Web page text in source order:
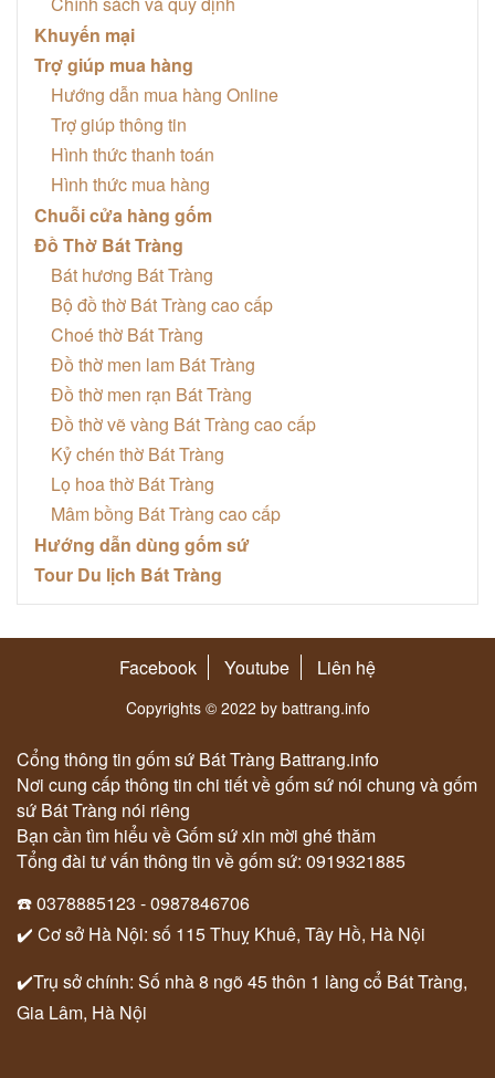
Khuyến mại
Trợ giúp mua hàng
Hướng dẫn mua hàng Online
Trợ giúp thông tin
Hình thức thanh toán
Hình thức mua hàng
Chuỗi cửa hàng gốm
Đồ Thờ Bát Tràng
Bát hương Bát Tràng
Bộ đồ thờ Bát Tràng cao cấp
Choé thờ Bát Tràng
Đồ thờ men lam Bát Tràng
Đồ thờ men rạn Bát Tràng
Đồ thờ vẽ vàng Bát Tràng cao cấp
Kỷ chén thờ Bát Tràng
Lọ hoa thờ Bát Tràng
Mâm bồng Bát Tràng cao cấp
Hướng dẫn dùng gốm sứ
Tour Du lịch Bát Tràng
Facebook Youtube Liên hệ
Copyrights © 2022 by battrang.info
Cổng thông tin gốm sứ Bát Tràng Battrang.info
Nơi cung cấp thông tin chi tiết về gốm sứ nói chung và gốm
sứ Bát Tràng nói riêng
Bạn cần tìm hiểu về Gốm sứ xin mời ghé thăm
Tổng đài tư vấn thông tin về gốm sứ: 0919321885
☎️ 0378885123 - 0987846706
✔️ Cơ sở Hà Nội: số 115 Thuỵ Khuê, Tây Hồ, Hà Nội
✔️Trụ sở chính: Số nhà 8 ngõ 45 thôn 1 làng cổ Bát Tràng,
Gia Lâm, Hà Nội